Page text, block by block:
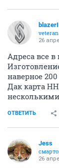
veteran
26
Адреса все
наверное
Дак карта
ОТВЕТИТЬ
Jess
26